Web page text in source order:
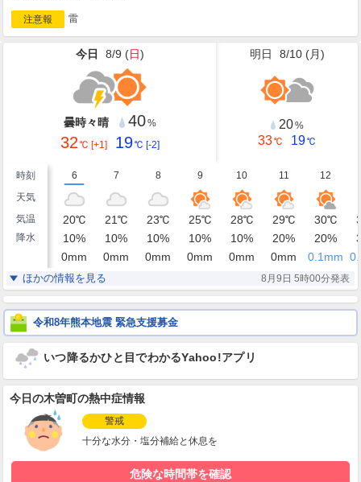
注意報 雷
今日 8/9 (日)
曇時々晴 40%
32 ℃ [+1] 19℃ [-2]
明日 8/10 (月)
20%
33℃ 19℃
時刻 6 7 8 9 10 11
12
天気
気温
20℃ 21℃ 23℃ 25℃ 28℃ 29℃ 30℃
降水 10% 10% 10% 10% 10% 20% 20%
0mm 0mm 0mm 0mm 0mm 0mm 0.1 mm
湿度 84 % 45% 43%
風
北
1m/s
北北西
1m/s
北北西
1m/s
北北東
1m/s
北北東
2m/s
北東
3m/s
北東
2m/s
ほかの情報を見る 8月9日 5時00分発表
令和8年熊本地震 緊急支援募金
いつ降るかひと目でわかるYahoo!アプリ
今日の木曽町の熱中症情報
警戒
十分な水分・塩分補給と休息を
危険な時間帯を確認